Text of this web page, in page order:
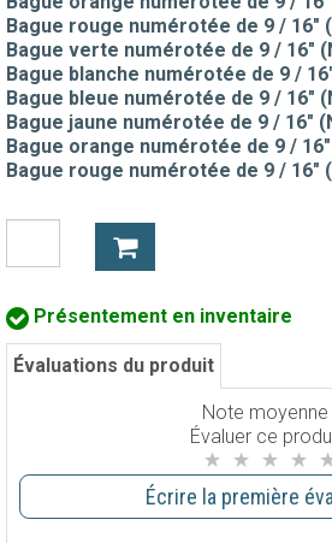
Bague rouge numérotée de 9 / 16"
Bague verte numérotée de 9 / 16"
Bague blanche numérotée de 9 /
Bague bleue numérotée de 9 / 16"
Bague jaune numérotée de 9 / 16"
Bague orange numérotée de 9 /
Bague rouge numérotée de 9 / 16"
Présentement en inventaire
Évaluations du produit
Note moyenne
Évaluer ce
Écrire la première